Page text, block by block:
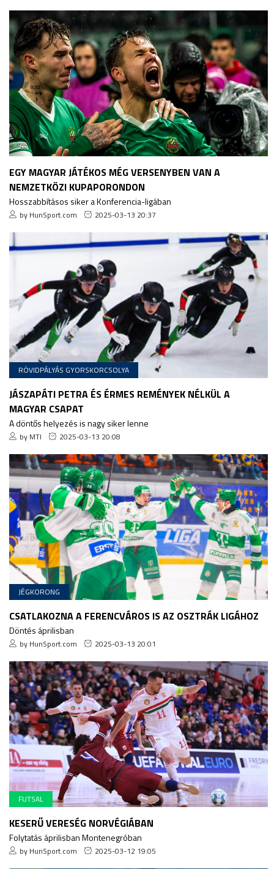
EGY MAGYAR JÁTÉKOS MÉG VERSENYBEN VAN A
NEMZETKÖZI KUPAPORONDON
Hosszabbításos siker a Konferencia-ligában
by HunSport.com 2025-03-13 20:37
RÖVIDPÁLYÁS GYORSKORCSOLYA
JÁSZAPÁTI PETRA ÉS ÉRMES REMÉNYEK NÉLKÜL A
MAGYAR CSAPAT
A döntős helyezés is nagy siker lenne
by MTI 2025-03-13 20:08
JÉGKORONG
CSATLAKOZNA A FERENCVÁROS IS AZ OSZTRÁK LIGÁHOZ
Döntés áprilisban
by HunSport.com 2025-03-13 20:01
FUTSAL
KESERŰ VERESÉG NORVÉGIÁBAN
Folytatás áprilisban Montenegróban
by HunSport.com 2025-03-12 19:05